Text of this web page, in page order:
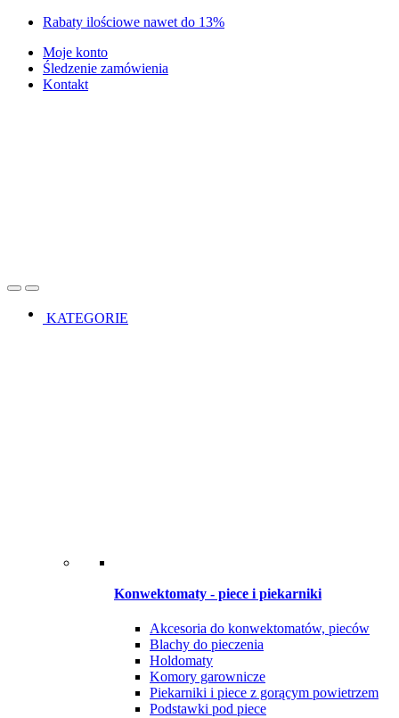
Skip
navigation
Skip
content
Rabaty ilościowe nawet do 13%
Moje konto
Śledzenie zamówienia
Kontakt
OpenClose
KATEGORIE
Konwektomaty - piece i piekarniki
Akcesoria do konwektomatów, pieców
Blachy do pieczenia
Holdomaty
Komory garownicze
Piekarniki i piece z gorącym powietrzem
Podstawki pod piece